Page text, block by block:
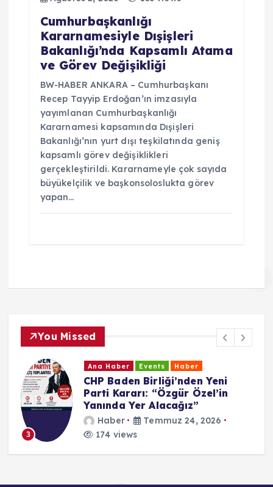
Cumhurbaşkanlığı
Kararnamesiyle Dışişleri
Bakanlığı’nda Kapsamlı Atama
ve Görev Değişikliği
BW-HABER ANKARA – Cumhurbaşkanı
Recep Tayyip Erdoğan’ın imzasıyla
yayımlanan Cumhurbaşkanlığı
Kararnamesi kapsamında Dışişleri
Bakanlığı’nın yurt dışı teşkilatında geniş
kapsamlı görev değişiklikleri
gerçekleştirildi. Kararnameyle çok sayıda
büyükelçilik ve başkonsoloslukta görev
yapan…
You Missed
3
Ana Haber Events Haber
CHP Baden Birliği’nden Yeni
Parti Kararı: “Özgür Özel’in
Yanında Yer Alacağız”
Haber
Temmuz 24, 2026
174 views